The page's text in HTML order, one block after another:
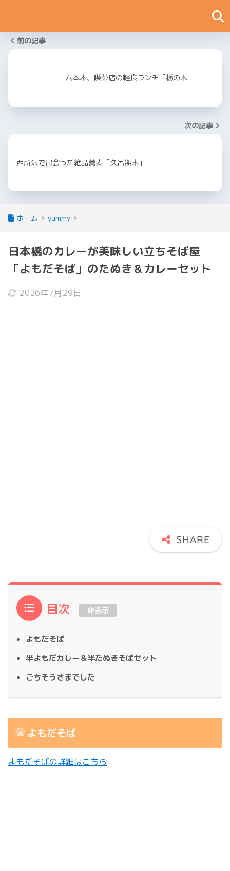
前の記事
六本木、喫茶店の軽食ランチ「栃の木」
次の記事
西所沢で出会った絶品蕎麦「久呂無木」
ホーム yummy
日本橋のカレーが美味しい立ちそば屋
「よもだそば」のたぬき＆カレーセット
2026年7月29日
目次 非表示
よもだそば
半よもだカレー＆半たぬきそばセット
ごちそうさまでした
よもだそば
よもだそばの詳細はこちら